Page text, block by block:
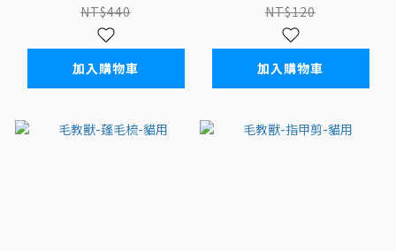
NT$440
加入購物車
NT$120
加入購物車